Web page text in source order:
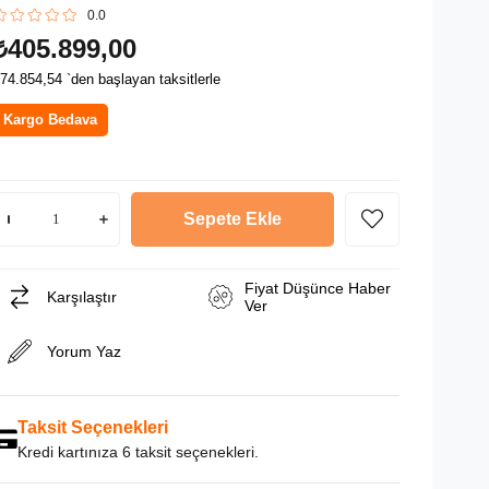
0.0
`den başlayan taksitlerle
Kargo Bedava
Karşılaştır
Fiyat Düşünce Haber
Ver
Yorum Yaz
Taksit Seçenekleri
Kredi kartınıza 6 taksit seçenekleri.